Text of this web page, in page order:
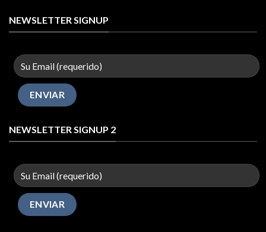
NEWSLETTER SIGNUP
NEWSLETTER SIGNUP 2